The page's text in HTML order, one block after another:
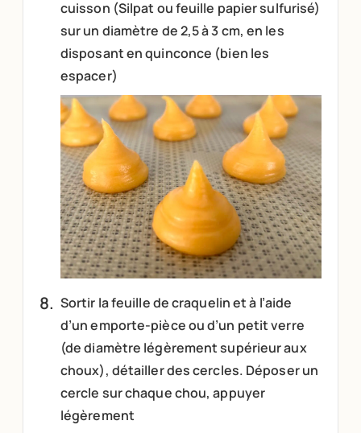
cuisson (Silpat ou feuille papier sulfurisé)
sur un diamètre de 2,5 à 3 cm, en les
disposant en quinconce (bien les
espacer)
Sortir la feuille de craquelin et à l’aide
d’un emporte-pièce ou d’un petit verre
(de diamètre légèrement supérieur aux
choux), détailler des cercles. Déposer un
cercle sur chaque chou, appuyer
légèrement